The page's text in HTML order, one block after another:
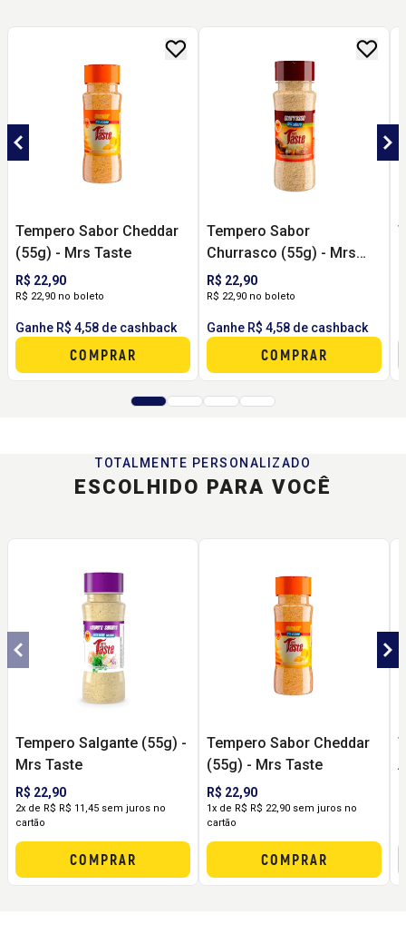
Tempero Sabor Cheddar
(55g) - Mrs Taste
R$ 22,90
R$ 22,90 no boleto
Ganhe R$ 4,58 de cashback
COMPRAR
Tempero Sabor
Churrasco (55g) - Mrs
Taste
R$ 22,90
R$ 22,90 no boleto
Ganhe R$ 4,58 de cashback
COMPRAR
TOTALMENTE PERSONALIZADO
ESCOLHIDO PARA VOCÊ
Tempero Salgante (55g) -
Mrs Taste
R$ 22,90
2x de R$ R$ 11,45 sem juros no
cartão
COMPRAR
Tempero Sabor Cheddar
(55g) - Mrs Taste
R$ 22,90
1x de R$ R$ 22,90 sem juros no
cartão
COMPRAR